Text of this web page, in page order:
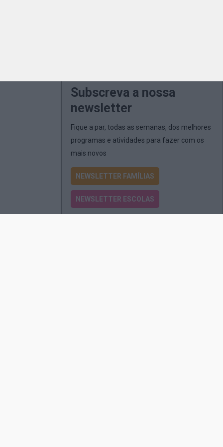
Subscreva a nossa
newsletter
Fique a par, todas as semanas, dos melhores
programas e atividades para fazer com os
mais novos
NEWSLETTER FAMÍLIAS
NEWSLETTER ESCOLAS